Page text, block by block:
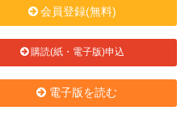
会員登録(無料)
購読(紙・電子版)申込
電子版を読む